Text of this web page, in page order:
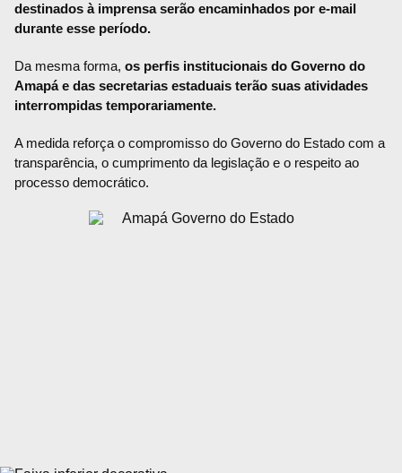
destinados à imprensa serão encaminhados por e-mail
durante esse período.
Da mesma forma, os perfis institucionais do Governo do
Amapá e das secretarias estaduais terão suas atividades
interrompidas temporariamente.
A medida reforça o compromisso do Governo do Estado com a
transparência, o cumprimento da legislação e o respeito ao
processo democrático.